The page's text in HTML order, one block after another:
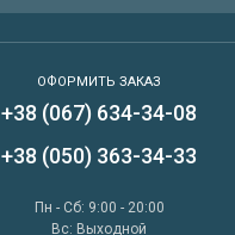
ОФОРМИТЬ ЗАКАЗ
+38 (067) 634-34-08
+38 (050) 363-34-33
Пн - Сб: 9:00 - 20:00
Вс: Выходной